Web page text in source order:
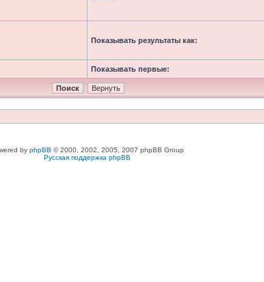
Показывать результаты как:
Показывать первые:
by phpBB © 2000, 2002, 2005, 2007 phpBB Group
Русская поддержка phpBB